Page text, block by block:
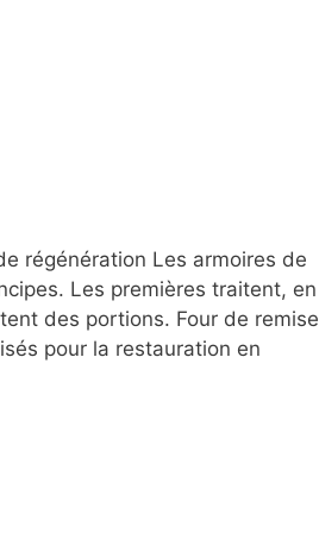
régénération Les armoires de
Les premières traitent, en
des portions. Four de remise
pour la restauration en